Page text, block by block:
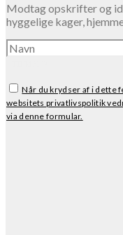
Modtag opskrifter og
hyggelige kager,
Når du krydser af i dette
websitets privatlivspolitik
via denne formular.